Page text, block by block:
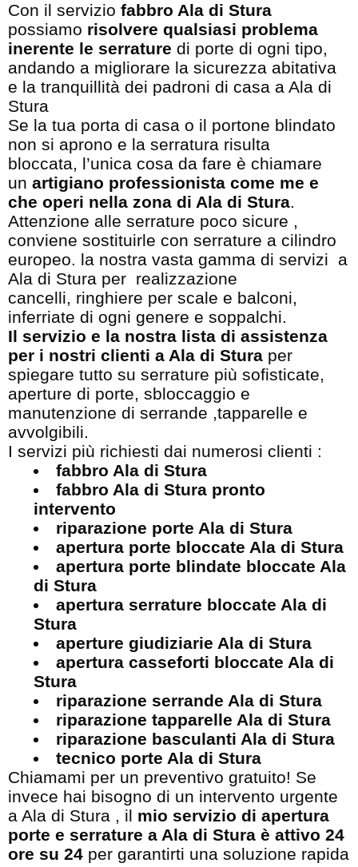
Con il servizio fabbro Ala di Stura
possiamo risolvere qualsiasi problema
inerente le serrature di porte di ogni tipo,
andando a migliorare la sicurezza abitativa
e la tranquillità dei padroni di casa a Ala di
Stura
Se la tua porta di casa o il portone blindato
non si aprono e la serratura risulta
bloccata, l’unica cosa da fare è chiamare
un artigiano professionista come me e
che operi nella zona di Ala di Stura.
Attenzione alle serrature poco sicure ,
conviene sostituirle con serrature a cilindro
europeo. la nostra vasta gamma di servizi a
Ala di Stura per realizzazione
cancelli, ringhiere per scale e balconi,
inferriate di ogni genere e soppalchi.
Il servizio e la nostra lista di assistenza
per i nostri clienti a Ala di Stura per
spiegare tutto su serrature più sofisticate,
aperture di porte, sbloccaggio e
manutenzione di serrande ,tapparelle e
avvolgibili.
I servizi più richiesti dai numerosi clienti :
fabbro Ala di Stura
fabbro Ala di Stura pronto
intervento
riparazione porte Ala di Stura
apertura porte bloccate Ala di Stura
apertura porte blindate bloccate Ala
di Stura
apertura serrature bloccate Ala di
Stura
aperture giudiziarie Ala di Stura
apertura casseforti bloccate Ala di
Stura
riparazione serrande Ala di Stura
riparazione tapparelle Ala di Stura
riparazione basculanti Ala di Stura
tecnico porte Ala di Stura
Chiamami per un preventivo gratuito! Se
invece hai bisogno di un intervento urgente
a Ala di Stura , il mio servizio di apertura
porte e serrature a Ala di Stura è attivo 24
ore su 24 per garantirti una soluzione rapida